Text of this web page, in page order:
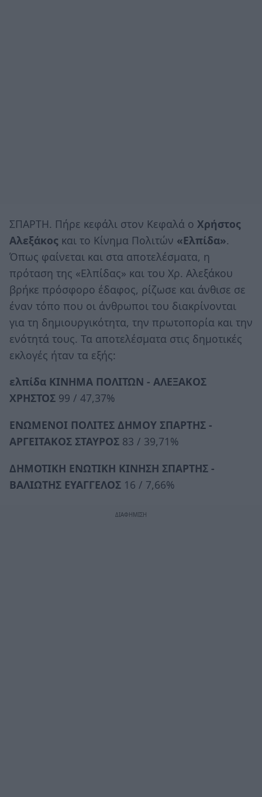
ΣΠΑΡΤΗ. Πήρε κεφάλι στον Κεφαλά ο Χρήστος
Αλεξάκος και το Κίνημα Πολιτών «Ελπίδα».
Όπως φαίνεται και στα αποτελέσματα, η
πρόταση της «Ελπίδας» και του Χρ. Αλεξάκου
βρήκε πρόσφορο έδαφος, ρίζωσε και άνθισε σε
έναν τόπο που οι άνθρωποι του διακρίνονται
για τη δημιουργικότητα, την πρωτοπορία και την
ενότητά τους. Τα αποτελέσματα στις δημοτικές
εκλογές ήταν τα εξής:
ελπίδα ΚΙΝΗΜΑ ΠΟΛΙΤΩΝ - ΑΛΕΞΑΚΟΣ
ΧΡΗΣΤΟΣ 99 / 47,37%
ΕΝΩΜΕΝΟΙ ΠΟΛΙΤΕΣ ΔΗΜΟΥ ΣΠΑΡΤΗΣ -
ΑΡΓΕΙΤΑΚΟΣ ΣΤΑΥΡΟΣ 83 / 39,71%
ΔΗΜΟΤΙΚΗ ΕΝΩΤΙΚΗ ΚΙΝΗΣΗ ΣΠΑΡΤΗΣ -
ΒΑΛΙΩΤΗΣ ΕΥΑΓΓΕΛΟΣ 16 / 7,66%